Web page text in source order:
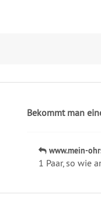
Bekommt man
www.mein-
1 Paar, so wie